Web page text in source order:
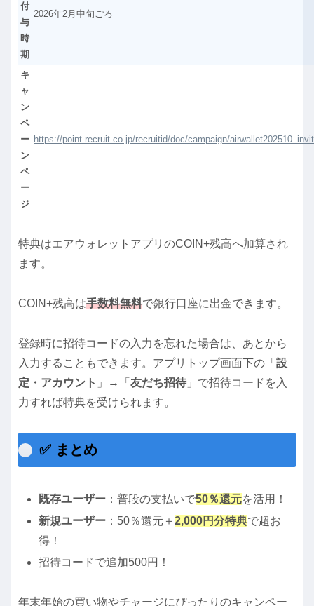
付
与
時
期
2026年2月中旬ごろ
キ
ャ
ン
ペ
ー
ン
ペ
ー
ジ
https://point.recruit.co.jp/recruitid/doc/campaign/
特典はエアウォレットアプリのCOIN+残高へ加算され
ます。
COIN+残高は手数料無料で銀行口座に出金できます。
登録時に招待コードの入力を忘れた場合は、あとから
入力することもできます。アプリトップ画面下の「 設
定・アカウント 」→「 友だち招待 」で招待コードを入
力すれば特典を受けられます。
✅ まとめ
既存ユーザー ：普段の支払いで50％還元を活用！
新規ユーザー ：50％還元＋2,000円分特典で超お
得！
招待コードで追加500円！
年末年始の買い物やチャージにぴったりのキャンペー